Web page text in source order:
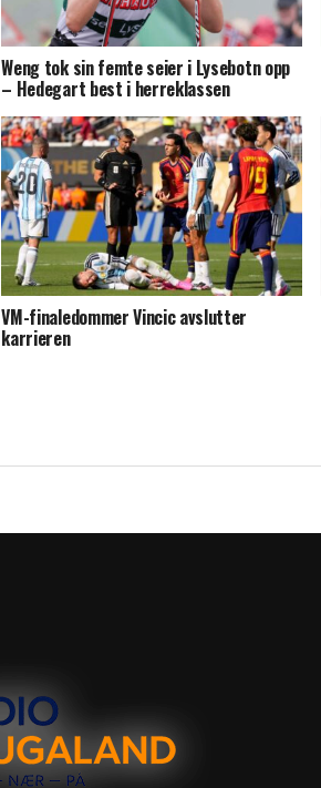
Weng tok sin femte seier i Lysebotn opp
– Hedegart best i herreklassen
VM-finaledommer Vincic avslutter
karrieren